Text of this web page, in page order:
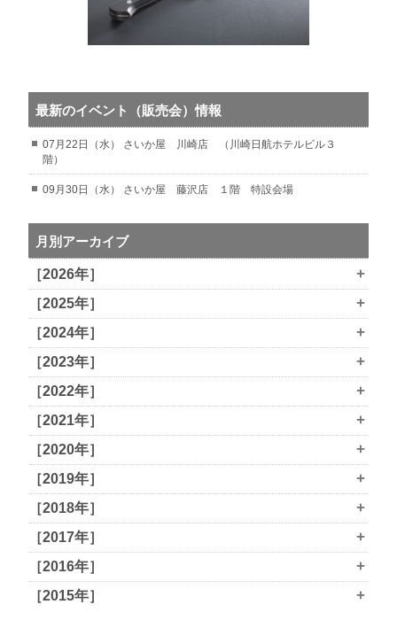
最新のイベント（販売会）情報
07月22日（水） さいか屋 川崎店 （川崎日航ホテルビル３
階）
09月30日（水） さいか屋 藤沢店 １階 特設会場
月別アーカイブ
［2026年］ +
［2025年］ +
［2024年］ +
［2023年］ +
［2022年］ +
［2021年］ +
［2020年］ +
［2019年］ +
［2018年］ +
［2017年］ +
［2016年］ +
［2015年］ +